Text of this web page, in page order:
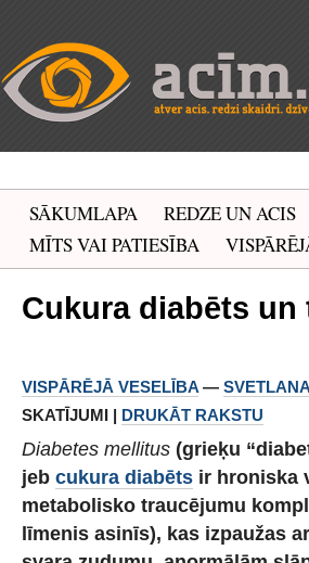
SĀKUMLAPA REDZE UN ACIS
MĪTS VAI PATIESĪBA
Cukura diabēts
VISPĀRĒJĀ VESELĪBA —
SKATĪJUMI | DRUKĀT RAKSTU
Diabetes mellitus (grieķu
jeb cukura diabēts ir hroniska
metabolisko traucējumu
līmenis asinīs), kas izpaužas